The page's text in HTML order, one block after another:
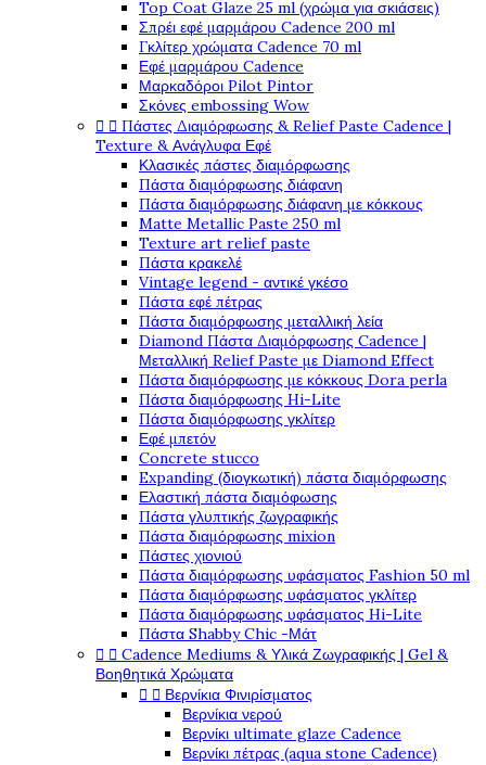
Top Coat Glaze 25 ml (χρώμα για σκιάσεις)
Σπρέι εφέ μαρμάρου Cadence 200 ml
Γκλίτερ χρώματα Cadence 70 ml
Εφέ μαρμάρου Cadence
Μαρκαδόροι Pilot Pintor
Σκόνες embossing Wow
  Πάστες Διαμόρφωσης & Relief Paste Cadence |
Texture & Ανάγλυφα Εφέ
Κλασικές πάστες διαμόρφωσης
Πάστα διαμόρφωσης διάφανη
Πάστα διαμόρφωσης διάφανη με κόκκους
Matte Metallic Paste 250 ml
Texture art relief paste
Πάστα κρακελέ
Vintage legend - αντικέ γκέσο
Πάστα εφέ πέτρας
Πάστα διαμόρφωσης μεταλλική λεία
Diamond Πάστα Διαμόρφωσης Cadence |
Μεταλλική Relief Paste με Diamond Effect
Πάστα διαμόρφωσης με κόκκους Dora perla
Πάστα διαμόρφωσης Hi-Lite
Πάστα διαμόρφωσης γκλίτερ
Εφέ μπετόν
Concrete stucco
Expanding (διογκωτική) πάστα διαμόρφωσης
Ελαστική πάστα διαμόφωσης
Πάστα γλυπτικής ζωγραφικής
Πάστα διαμόρφωσης mixion
Πάστες χιονιού
Πάστα διαμόρφωσης υφάσματος Fashion 50 ml
Πάστα διαμόρφωσης υφάσματος γκλίτερ
Πάστα διαμόρφωσης υφάσματος Hi-Lite
Πάστα Shabby Chic -Μάτ
  Cadence Mediums & Υλικά Ζωγραφικής | Gel &
Βοηθητικά Χρώματα
  Βερνίκια Φινιρίσματος
Βερνίκια νερού
Βερνίκι ultimate glaze Cadence
Βερνίκι πέτρας (aqua stone Cadence)